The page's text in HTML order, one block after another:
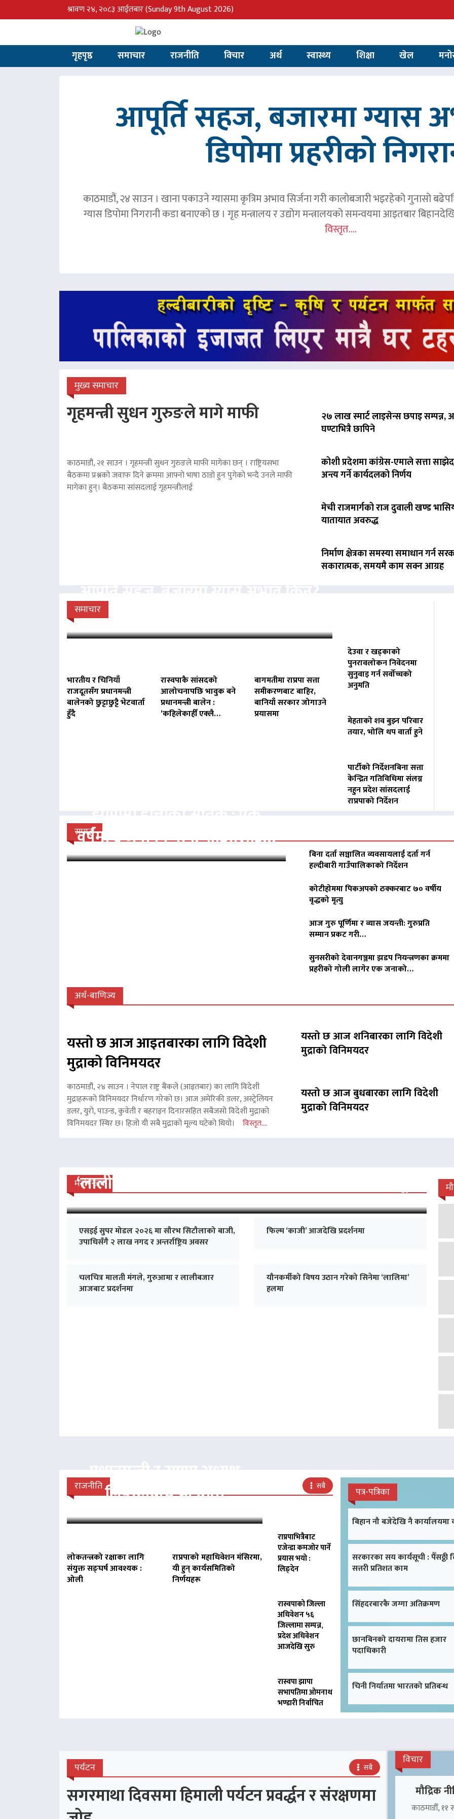
श्रावण २४, २०८३ आईतबार(Sunday 9th August 2026)
गृहपृष्ठ समाचार राजनीति विचार अर्थ स्वास्थ्य शिक्षा खेल
आपूर्ति सहज, बजारमा ग्यास
डिपोमा प्रहरीको
काठमाडौं, २४ साउन । खाना पकाउने ग्यासमा कृत्रिम अभाव सिर्जना गरी कालोबजारी भइरहेको गुनासो
ग्यास डिपोमा निगरानी कडा बनाएको छ । गृह मन्त्रालय र उद्योग मन्त्रालयको समन्वयमा आइतबार
विस्तृत....
मुख्य समाचार
गृहमन्त्री सुधन गुरुङले मागे माफी
काठमाडौं, २१ साउन । गृहमन्त्री सुधन गुरुङले माफी मागेका छन् । राष्ट्रियसभा
बैठकमा प्रश्नको जवाफ दिने क्रममा आफ्नो भाषा ठाडो हुन पुगेको भन्दै उनले माफी
मागेका हुन्। बैठकमा सांसदलाई गृहमन्त्रीलाई
२७ लाख स्मार्ट लाइसेन्स छपाइ सम्पन्न,
घण्टाभित्रै छापिने
कोशी प्रदेशमा कांग्रेस-एमाले सत्ता
अन्त्य गर्ने कार्यदलको निर्णय
मेची राजमार्गको राज दुवाली खण्ड
यातायात अवरुद्ध
निर्माण क्षेत्रका समस्या समाधान गर्न
सकारात्मक, समयमै काम सक्न आग्रह
समाचार
भारतीय र चिनियाँ
राजदूतसँग प्रधानमन्त्री
बालेनको छुट्टाछुट्टै भेटवार्ता
हुँदै
रास्वपाकै सांसदको
आलोचनापछि भावुक बने
प्रधानमन्त्री बालेन :
‘कहिलेकाहीँ एक्लै…
बागमतीमा राप्रपा सत्ता
समीकरणबाट बाहिर,
बानियाँ सरकार जोगाउने
प्रयासमा
देउवा र खड्काको
पुनरावलोकन निवेदनमा
सुनुवाइ गर्न सर्वोच्चको
अनुमति
मेहताको शव बुझ्न परिवार
तयार, भोलि थप वार्ता हुने
पार्टीको निर्देशनबिना सत्ता
केन्द्रित गतिविधिमा संलग्न
नहुन प्रदेश सांसदलाई
राप्रपाको निर्देशन
समाज
वर्षमा ६ जनाको मृत्यु, पीडितलाई…
बिना दर्ता सञ्चालित व्यवसायलाई दर्ता गर्न
हल्दीबारी गाउँपालिकाको निर्देशन
कोटीहोममा पिकअपको ठक्करबाट ७० वर्षीय
वृद्धको मृत्यु
आज गुरु पूर्णिमा र व्यास जयन्ती: गुरुप्रति
सम्मान प्रकट गरी…
सुनसरीको देवानगञ्जमा झडप नियन्त्रणका क्रममा
प्रहरीको गोली लागेर एक जनाको…
अर्थ-बाणिज्य
यस्तो छ आज आइतबारका लागि विदेशी
मुद्राको विनिमयदर
काठमाडौं, २४ साउन । नेपाल राष्ट्र बैंकले (आइतबार) का लागि विदेशी
मुद्राहरूको विनिमयदर निर्धारण गरेको छ। आज अमेरिकी डलर, अस्ट्रेलियन
डलर, युरो, पाउन्ड, कुवेती र बहराइन दिनारसहित सबैजसो विदेशी मुद्राको
विनिमयदर स्थिर छ। हिजो यी सबै मुद्राको मूल्य घटेको थियो। विस्तृत....
यस्तो छ आज शनिबारका लागि विदेशी
मुद्राको विनिमयदर
यस्तो छ आज बुधबारका लागि विदेशी
मुद्राको विनिमयदर
मनोरन्जन
‘लालीबजार’को सफल यात्रा जारी, प्रदर्शनको ५१औँ दिन पूरा
एसइई सुपर मोडल २०२६ मा सौरभ सिटौलाको बाजी,
उपाधिसँगै २ लाख नगद र अन्तर्राष्ट्रिय अवसर
फिल्म ‘काजी’ आजदेखि प्रदर्शनमा
चलचित्र मालती मंगले, गुरुआमा र लालीबजार
आजबाट प्रदर्शनमा
यौनकर्मीको विषय उठान गरेको सिनेमा ‘लालिमा’
हलमा
राजनीति सबै
प्रधानमन्त्री र राप्रपा अध्यक्ष
लिङदेनबीच भेटवार्ता
लोकतन्त्रको रक्षाका लागि
संयुक्त सङ्घर्ष आवश्यक :
ओली
राप्रपाको महाधिवेशन मंसिरमा,
यी हुन् कार्यसमितिको
निर्णयहरू
राप्रपाभित्रैबाट
एजेन्डा कमजोर पार्ने
प्रयास भयो :
लिङ्देन
रास्वपाको जिल्ला
अधिवेशन ५६
जिल्लामा सम्पन्न,
प्रदेश अधिवेशन
आजदेखि सुरु
रास्वपा झापा
सभापतिमा ओमनाथ
भण्डारी निर्वाचित
पत्र-पत्रिका
बिहान नौ बजेदेखि नै कार्यालयमा
सरकारका सय कार्यसूची : पैँसठ्ठी
सत्तरी प्रतिशत काम
सिंहदरबारकै जग्गा अतिक्रमण
छानबिनको दायरामा तिस हजार
पदाधिकारी
चिनी निर्यातमा भारतको प्रतिबन्ध
पर्यटन सबै
सगरमाथा दिवसमा हिमाली पर्यटन प्रवर्द्धन र संरक्षणमा
विचार
मौद्रिक
काठमाडौँ, ११